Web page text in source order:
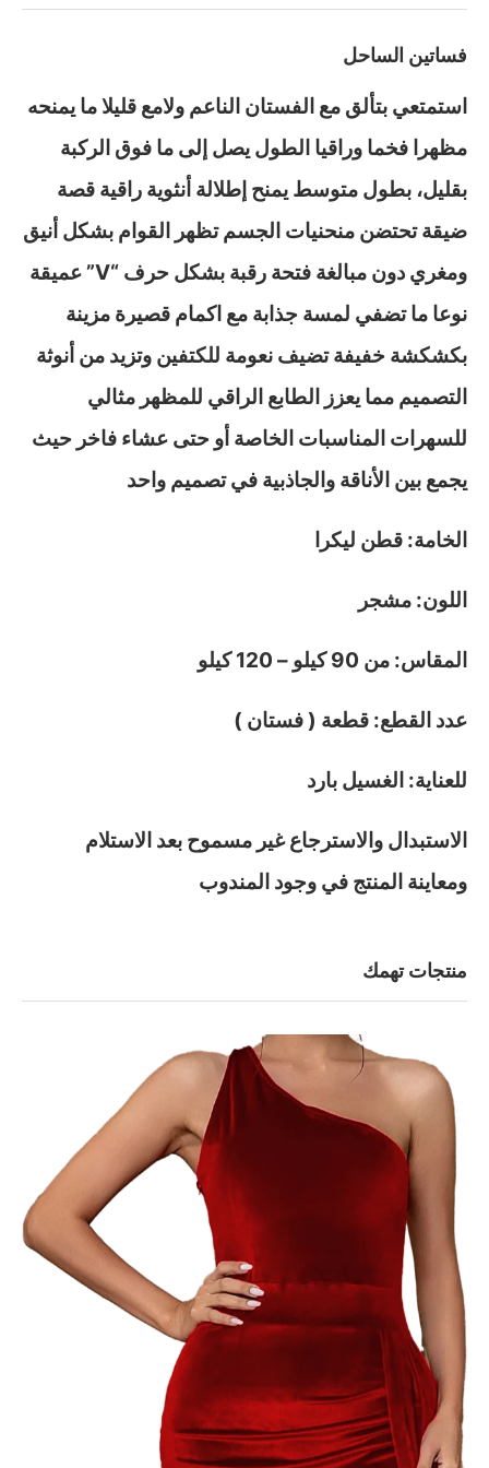
فساتين الساحل
استمتعي بتألق مع الفستان الناعم ولامع قليلا ما يمنحه
مظهرا فخما وراقيا الطول يصل إلى ما فوق الركبة
بقليل، بطول متوسط يمنح إطلالة أنثوية راقية قصة
ضيقة تحتضن منحنيات الجسم تظهر القوام بشكل أنيق
ومغري دون مبالغة فتحة رقبة بشكل حرف “V” عميقة
نوعا ما تضفي لمسة جذابة مع اكمام قصيرة مزينة
بكشكشة خفيفة تضيف نعومة للكتفين وتزيد من أنوثة
التصميم مما يعزز الطابع الراقي للمظهر مثالي
للسهرات المناسبات الخاصة أو حتى عشاء فاخر حيث
يجمع بين الأناقة والجاذبية في تصميم واحد
الخامة: قطن ليكرا
اللون: مشجر
المقاس: من 90 كيلو – 120 كيلو
عدد القطع: قطعة ( فستان )
للعناية: الغسيل بارد
الاستبدال والاسترجاع غير مسموح بعد الاستلام
ومعاينة المنتج في وجود المندوب
منتجات تهمك